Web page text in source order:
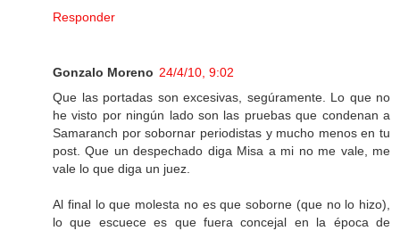
Responder
Gonzalo Moreno 24/4/10, 9:02
Que las portadas son excesivas, segúramente. Lo que no
he visto por ningún lado son las pruebas que condenan a
Samaranch por sobornar periodistas y mucho menos en tu
post. Que un despechado diga Misa a mi no me vale, me
vale lo que diga un juez.
Al final lo que molesta no es que soborne (que no lo hizo),
lo que escuece es que fuera concejal en la época de